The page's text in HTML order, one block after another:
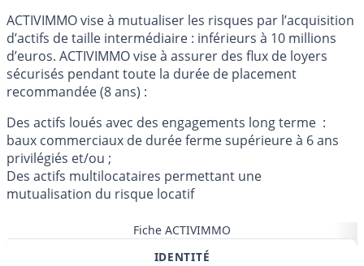
ACTIVIMMO vise à mutualiser les risques par l’acquisition
d’actifs de taille intermédiaire : inférieurs à 10 millions
d’euros. ACTIVIMMO vise à assurer des flux de loyers
sécurisés pendant toute la durée de placement
recommandée (8 ans) :
Des actifs loués avec des engagements long terme :
baux commerciaux de durée ferme supérieure à 6 ans
privilégiés et/ou ;
Des actifs multilocataires permettant une
mutualisation du risque locatif
Fiche ACTIVIMMO
IDENTITÉ